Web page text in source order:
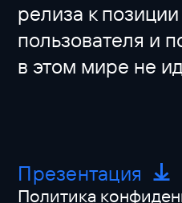
релиза к
пользователя и
в этом мире не
Презентация
Политика